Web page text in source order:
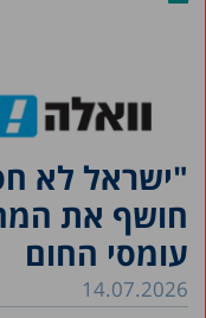
"ישראל לא
חושף את
עומסי החום
14.07.2026